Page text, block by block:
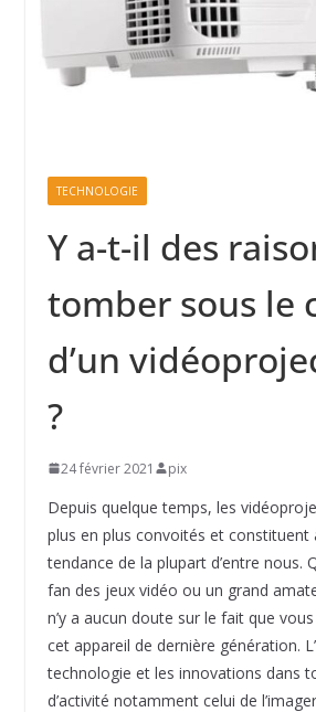
TECHNOLOGIE
Y a-t-il des
tomber sous le
d’un
?
24 février 2021 pix
Depuis quelque temps, les
plus en plus convoités et constituent
tendance de la plupart d’entre nous.
fan des jeux vidéo ou un grand
n’y a aucun doute sur le fait que
cet appareil de dernière génération.
technologie et les innovations dans
d’activité notamment celui de